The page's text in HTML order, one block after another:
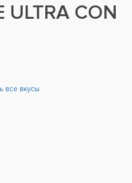
ULTRA CON
все вкусы